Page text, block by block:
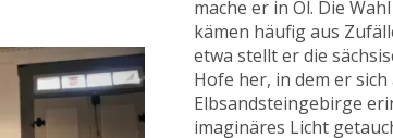
mache er in Öl. Die
kämen häufig aus
etwa stellt er die
Hofe her, in dem er
Elbsandsteingebirge
imaginäres Licht